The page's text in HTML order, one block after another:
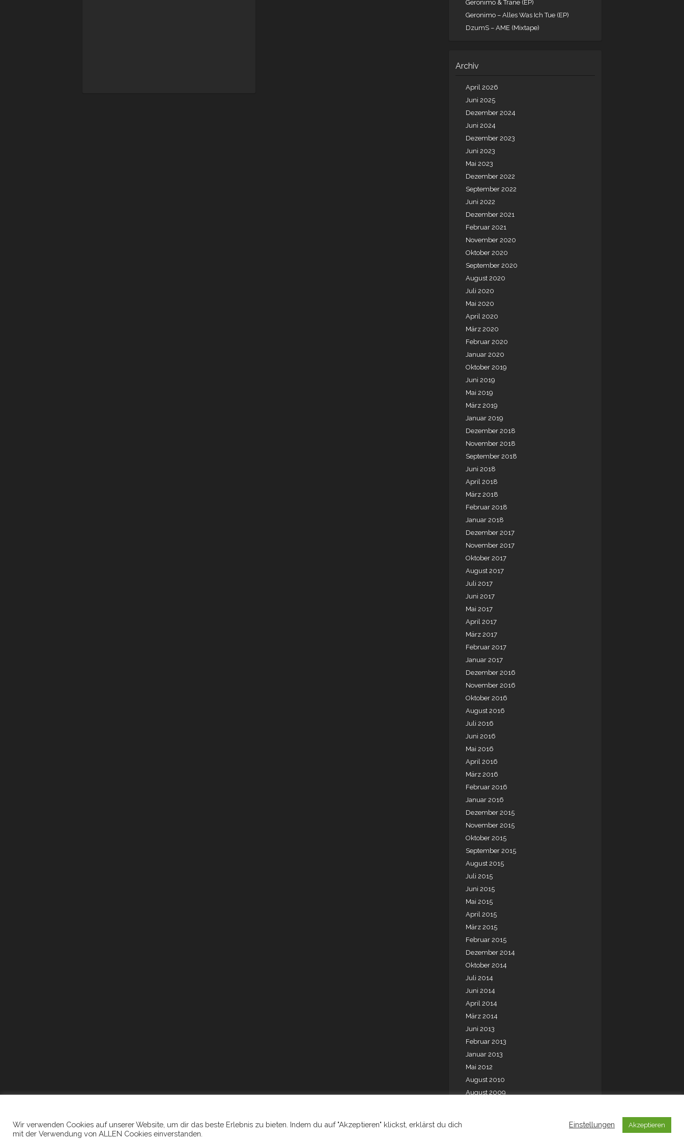
Geronimo & Trane (EP)
Geronimo – Alles Was Ich Tue (EP)
DzumS – AME (Mixtape)
Archiv
April 2026
Juni 2025
Dezember 2024
Juni 2024
Dezember 2023
Juni 2023
Mai 2023
Dezember 2022
September 2022
Juni 2022
Dezember 2021
Februar 2021
November 2020
Oktober 2020
September 2020
August 2020
Juli 2020
Mai 2020
April 2020
März 2020
Februar 2020
Januar 2020
Oktober 2019
Juni 2019
Mai 2019
März 2019
Januar 2019
Dezember 2018
November 2018
September 2018
Juni 2018
April 2018
März 2018
Februar 2018
Januar 2018
Dezember 2017
November 2017
Oktober 2017
August 2017
Juli 2017
Juni 2017
Mai 2017
April 2017
März 2017
Februar 2017
Januar 2017
Dezember 2016
November 2016
Oktober 2016
August 2016
Juli 2016
Juni 2016
Mai 2016
April 2016
März 2016
Februar 2016
Januar 2016
Dezember 2015
November 2015
Oktober 2015
September 2015
August 2015
Juli 2015
Juni 2015
Mai 2015
April 2015
März 2015
Februar 2015
Dezember 2014
Oktober 2014
Juli 2014
Juni 2014
April 2014
März 2014
Juni 2013
Februar 2013
Januar 2013
Mai 2012
August 2010
August 2009
Wir verwenden Cookies auf unserer Website, um dir das beste Erlebnis zu bieten. Indem du auf "Akzeptieren" klickst, erklärst du dich
mit der Verwendung von ALLEN Cookies einverstanden.
Einstellungen Akzeptieren